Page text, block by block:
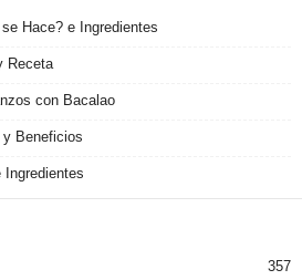
Hace? e Ingredientes
Receta
con Bacalao
Beneficios
357